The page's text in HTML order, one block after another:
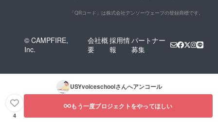
「QRコード」は株式会社デンソーウェーブの登録商標です。
© CAMPFIRE,
Inc.
会社概
要
採用情
報
パートナー
募集
USYvoiceschoolさんへアンコール
4
もう一度プロジェクトをやってほしい